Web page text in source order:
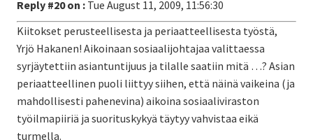
Reply #20 on : Tue August 11, 2009, 11:56:30
Kiitokset perusteellisesta ja periaatteellisesta työstä,
Yrjö Hakanen! Aikoinaan sosiaalijohtajaa valittaessa
syrjäytettiin asiantuntijuus ja tilalle saatiin mitä …? Asian
periaatteellinen puoli liittyy siihen, että näinä vaikeina (ja
mahdollisesti pahenevina) aikoina sosiaaliviraston
työilmapiiriä ja suorituskykyä täytyy vahvistaa eikä
turmella.